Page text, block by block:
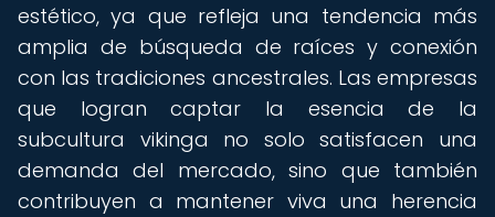
estético, ya que refleja una tendencia más
amplia de búsqueda de raíces y conexión
con las tradiciones ancestrales. Las empresas
que logran captar la esencia de la
subcultura vikinga no solo satisfacen una
demanda del mercado, sino que también
contribuyen a mantener viva una herencia